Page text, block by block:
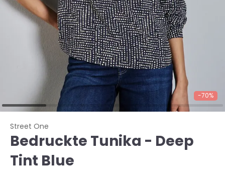
-70%
Street One
Bedruckte Tunika - Deep
Tint Blue